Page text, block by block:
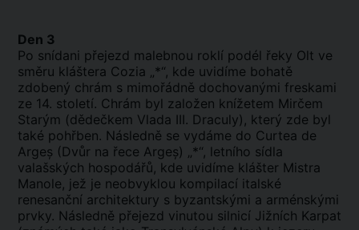
Den 3
Po snídani přejezd malebnou roklí podél řeky Olt ve
směru kláštera Cozia „*“, kde uvidíme bohatě
zdobený chrám s mimořádně dochovanými freskami
ze 14. století. Chrám byl založen knížetem Mirčem
Starým (dědečkem Vlada III. Draculy), který zde byl
také pohřben. Následně se vydáme do Curtea de
Argeș (Dvůr na řece Argeș) „*“, letního sídla
valašských hospodářů, kde uvidíme klášter Mistra
Manole, jež je neobvyklou kompilací italské
renesanční architektury s byzantskými a arménskými
prvky. Následně přejezd vinutou silnicí Jižních Karpat